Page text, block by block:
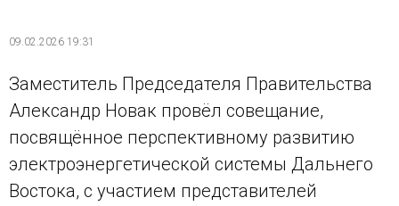
09.02.2026 19:31
Заместитель Председателя Правительства
Александр Новак провёл совещание,
посвящённое перспективному развитию
электроэнергетической системы Дальнего
Востока, с участием представителей